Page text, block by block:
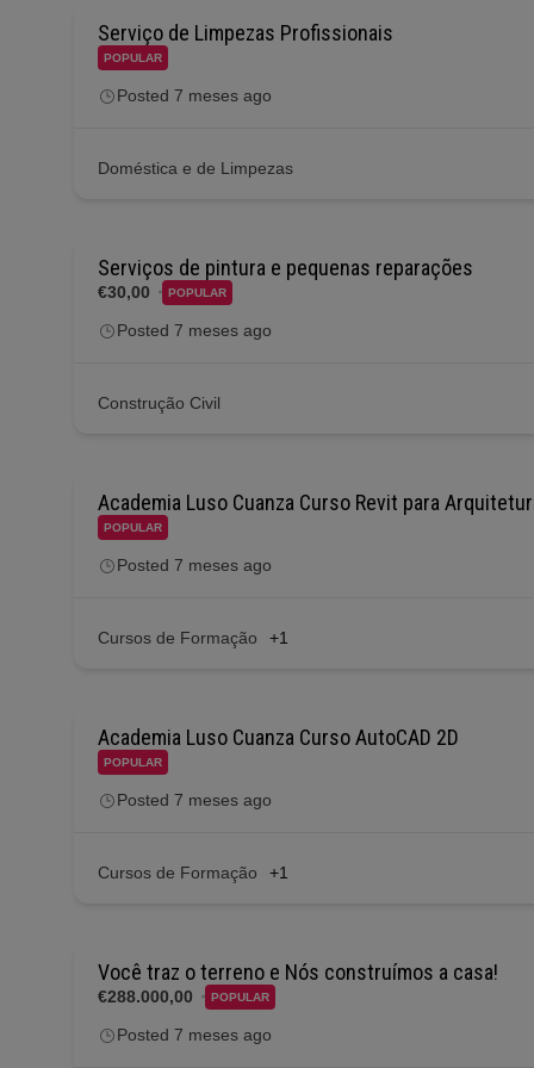
Serviço de Limpezas Profissionais
POPULAR
Posted 7 meses ago
Doméstica e de Limpezas
Serviços de pintura e pequenas reparações
€30,00 POPULAR
Posted 7 meses ago
Construção Civil
Academia Luso Cuanza Curso Revit para
POPULAR
Posted 7 meses ago
Cursos de Formação +1
Academia Luso Cuanza Curso AutoCAD 2D
POPULAR
Posted 7 meses ago
Cursos de Formação +1
Você traz o terreno e Nós construímos a casa!
€288.000,00 POPULAR
Posted 7 meses ago